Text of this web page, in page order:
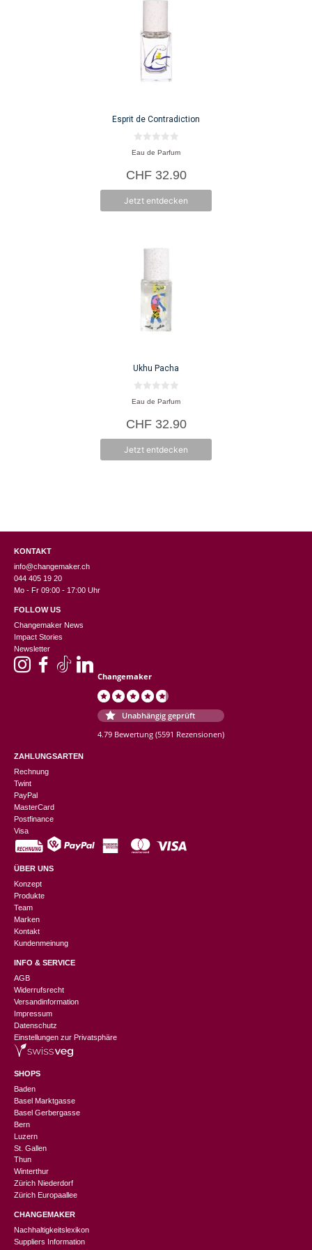
Esprit de Contradiction
0
v
n
5
Eau de Parfum
CHF32.90
Jetzt entdecken
Ukhu Pacha
0
v
n
5
Eau de Parfum
CHF32.90
Jetzt entdecken
KONTAKT
info@changemaker.ch
044 405 19 20
Mo - Fr 09:00 - 17:00 Uhr
FOLLOW US
Changemaker News
Impact Stories
Newsletter
Changemaker
Unabhängig geprüft
4.79 Bewertung (5591 Rezensionen)
ZAHLUNGSARTEN
Rechnung
Twint
PayPal
MasterCard
Postfinance
Visa
ÜBER UNS
Konzept
Produkte
Team
Marken
Kontakt
Kundenmeinung
INFO & SERVICE
AGB
Widerrufsrecht
Versandinformation
Impressum
Datenschutz
Einstellungen zur Privatsphäre
SHOPS
Baden
Basel Marktgasse
Basel Gerbergasse
Bern
Luzern
St. Gallen
Thun
Winterthur
Zürich Niederdorf
Zürich Europaallee
CHANGEMAKER
Nachhaltigkeitslexikon
Suppliers Information